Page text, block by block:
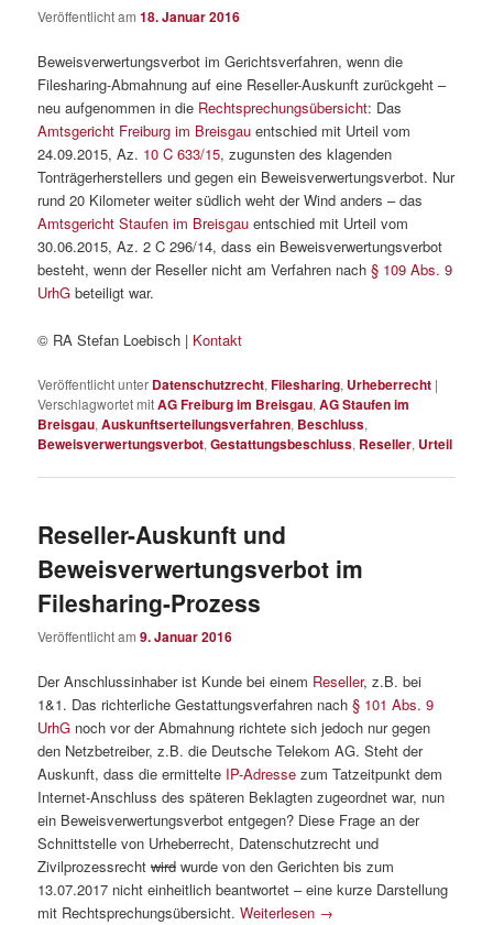
Veröffentlicht am18. Januar 2016
Beweisverwertungsverbot im Gerichtsverfahren, wenn die
Filesharing-Abmahnung auf eine Reseller-Auskunft zurückgeht –
neu aufgenommen in die Rechtsprechungsübersicht: Das
Amtsgericht Freiburg im Breisgau entschied mit Urteil vom
24.09.2015, Az. 10 C 633/15, zugunsten des klagenden
Tonträgerherstellers und gegen ein Beweisverwertungsverbot. Nur
rund 20 Kilometer weiter südlich weht der Wind anders – das
Amtsgericht Staufen im Breisgau entschied mit Urteil vom
30.06.2015, Az. 2 C 296/14, dass ein Beweisverwertungsverbot
besteht, wenn der Reseller nicht am Verfahren nach§ 109 Abs. 9
UrhG beteiligt war.
© RA Stefan Loebisch | Kontakt
Veröffentlicht unter Datenschutzrecht,Filesharing, Urheberrecht |
Verschlagwortet mitAG Freiburg im Breisgau,AG Staufen im
Breisgau,Auskunftserteilungsverfahren, Beschluss,
Beweisverwertungsverbot,Gestattungsbeschluss, Reseller, Urteil
Reseller-Auskunft und
Beweisverwertungsverbot im
Filesharing-Prozess
Veröffentlicht am9. Januar 2016
Der Anschlussinhaber ist Kunde bei einem Reseller, z.B. bei
1&1. Das richterliche Gestattungsverfahren nach§ 101 Abs. 9
UrhG noch vor der Abmahnung richtete sich jedoch nur gegen
den Netzbetreiber, z.B. die Deutsche Telekom AG. Steht der
Auskunft, dass die ermittelte IP-Adresse zum Tatzeitpunkt dem
Internet-Anschluss des späteren Beklagten zugeordnet war, nun
ein Beweisverwertungsverbot entgegen? Diese Frage an der
Schnittstelle von Urheberrecht, Datenschutzrecht und
Zivilprozessrechtwird wurde von den Gerichten bis zum
13.07.2017 nicht einheitlich beantwortet – eine kurze Darstellung
mit Rechtsprechungsübersicht.Weiterlesen →